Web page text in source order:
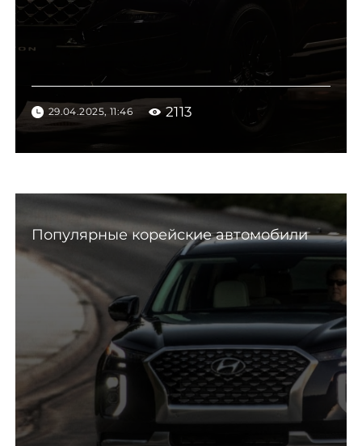
29.04.2025, 11:46 2113
Популярные корейские автомобили